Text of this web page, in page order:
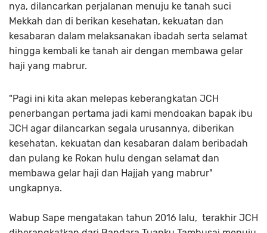
nya, dilancarkan perjalanan menuju ke tanah suci
Mekkah dan di berikan kesehatan, kekuatan dan
kesabaran dalam melaksanakan ibadah serta selamat
hingga kembali ke tanah air dengan membawa gelar
haji yang mabrur.
"Pagi ini kita akan melepas keberangkatan JCH
penerbangan pertama jadi kami mendoakan bapak ibu
JCH agar dilancarkan segala urusannya, diberikan
kesehatan, kekuatan dan kesabaran dalam beribadah
dan pulang ke Rokan hulu dengan selamat dan
membawa gelar haji dan Hajjah yang mabrur"
ungkapnya.
Wabup Sape mengatakan tahun 2016 lalu, terakhir JCH